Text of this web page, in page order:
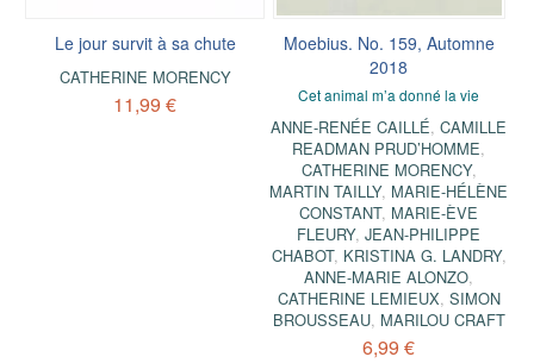
Le jour survit à sa chute
CATHERINE MORENCY
11,99 €
Moebius. No. 159, Automne
2018
Cet animal m’a donné la vie
ANNE-RENÉE CAILLÉ,CAMILLE
READMAN PRUD’HOMME,
CATHERINE MORENCY,
MARTIN TAILLY, MARIE-HÉLÈNE
CONSTANT, MARIE-ÈVE
FLEURY,JEAN-PHILIPPE
CHABOT, KRISTINA G. LANDRY,
ANNE-MARIE ALONZO,
CATHERINE LEMIEUX, SIMON
BROUSSEAU, MARILOU CRAFT
6,99 €